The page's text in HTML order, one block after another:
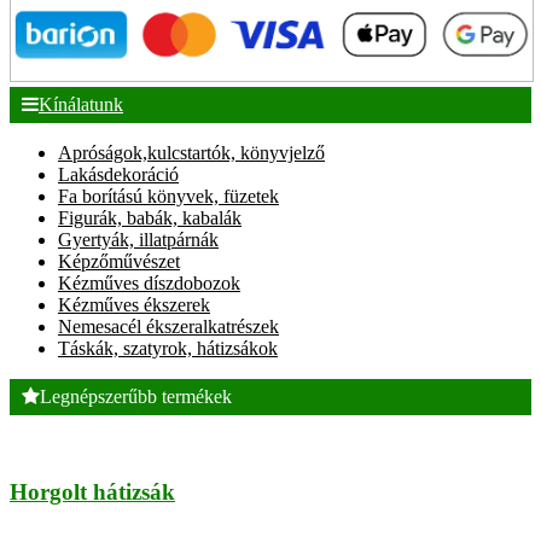
Kínálatunk
Apróságok,kulcstartók, könyvjelző
Lakásdekoráció
Fa borítású könyvek, füzetek
Figurák, babák, kabalák
Gyertyák, illatpárnák
Képzőművészet
Kézműves díszdobozok
Kézműves ékszerek
Nemesacél ékszeralkatrészek
Táskák, szatyrok, hátizsákok
Legnépszerűbb termékek
Horgolt hátizsák